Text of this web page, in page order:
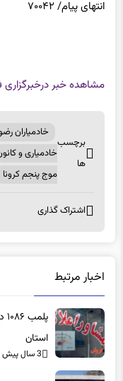
ها
خادمیاری و
موج پنجم کرونا
استان
3 سال پیش